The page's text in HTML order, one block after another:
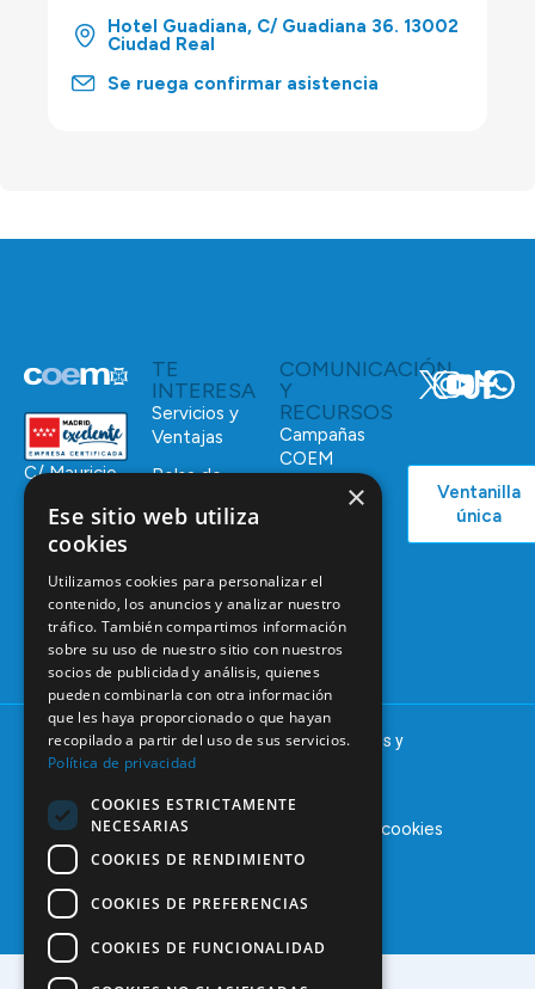
Hotel Guadiana, C/ Guadiana 36. 13002
Ciudad Real
Se ruega confirmar asistencia
C/ Mauricio
Legendre,
28046
91 561 29 05
informacion@coem.org.es
TE
INTERESA
Servicios y
Ventajas
Bolsa de
Tablón de
anuncios
COMUNICACIÓN
Y
RECURSOS
Campañas
COEM
Ventanilla
única
© 2025 – COEM – Colegio Oficial de Odontólogos y
Estomatólogos de la I región
Aviso legalPolítica de privacidad Política de cookies
×
Ese sitio web utiliza
cookies
Utilizamos cookies para personalizar el
contenido, los anuncios y analizar nuestro
tráfico. También compartimos información
sobre su uso de nuestro sitio con nuestros
socios de publicidad y análisis, quienes
pueden combinarla con otra información
que les haya proporcionado o que hayan
recopilado a partir del uso de sus servicios.
Política de privacidad
COOKIES ESTRICTAMENTE
NECESARIAS
COOKIES DE RENDIMIENTO
COOKIES DE PREFERENCIAS
COOKIES DE FUNCIONALIDAD